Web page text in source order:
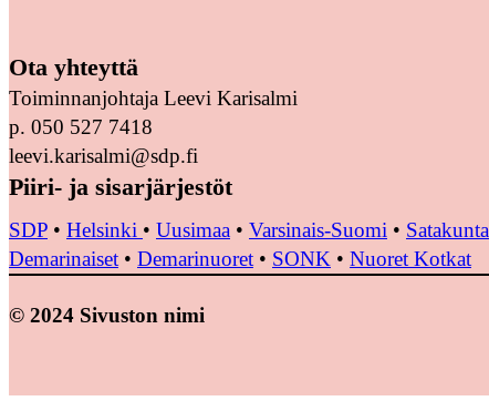
Ota yhteyttä
Toiminnanjohtaja Leevi Karisalmi
p. 050 527 7418
leevi.karisalmi@sdp.fi
Piiri- ja sisarjärjestöt
SDP • Helsinki • Uusimaa • Varsinais-Suomi • Satakunta
Demarinaiset • Demarinuoret • SONK • Nuoret Kotkat
© 2024 Sivuston nimi